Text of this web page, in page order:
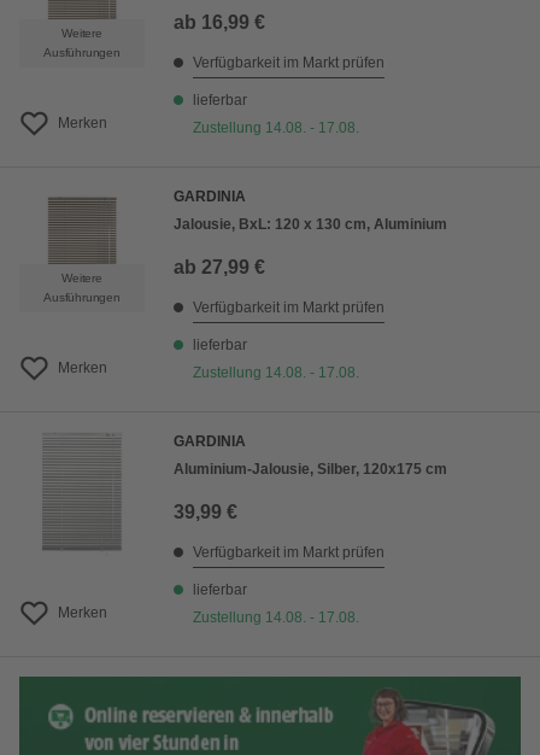
Weitere
Ausführungen
Merken
ab 16,99 €
Verfügbarkeit im Markt prüfen
lieferbar
Zustellung 14.08. - 17.08.
Weitere
Ausführungen
Merken
GARDINIA
Jalousie, BxL: 120 x 130 cm, Aluminium
ab 27,99 €
Verfügbarkeit im Markt prüfen
lieferbar
Zustellung 14.08. - 17.08.
Merken
GARDINIA
Aluminium-Jalousie, Silber, 120x175 cm
39,99 €
Verfügbarkeit im Markt prüfen
lieferbar
Zustellung 14.08. - 17.08.